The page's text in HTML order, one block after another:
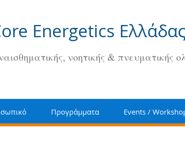
νοητικής & πνευματικής
Energetics Ελλάδας
Προγράμματα Events /